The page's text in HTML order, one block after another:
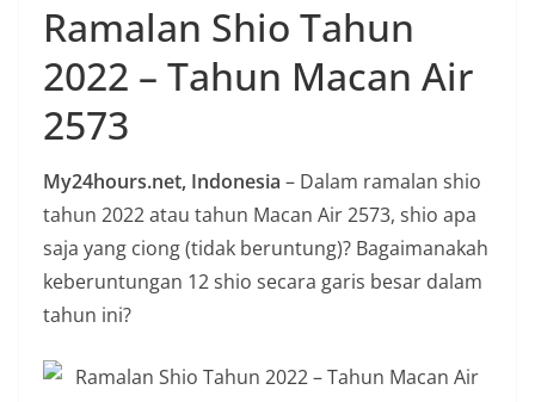
e
k
a
n
T
a
a
Ramalan Shio Tahun
2022 – Tahun Macan Air
2573
My24hours.net, Indonesia – Dalam ramalan shio
tahun 2022 atau tahun Macan Air 2573, shio apa
saja yang ciong (tidak beruntung)? Bagaimanakah
keberuntungan 12 shio secara garis besar dalam
tahun ini?